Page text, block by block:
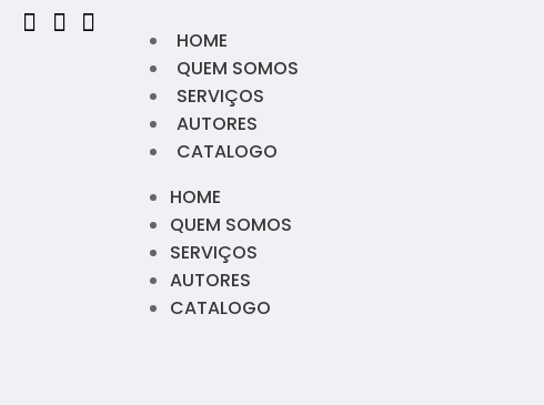
HOME
QUEM SOMOS
SERVIÇOS
AUTORES
CATALOGO
HOME
QUEM SOMOS
SERVIÇOS
AUTORES
CATALOGO